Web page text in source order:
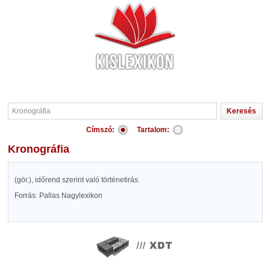
Címszó: Tartalom:
Kronográfia
(gör.), időrend szerint való történetirás.
Forrás: Pallas Nagylexikon